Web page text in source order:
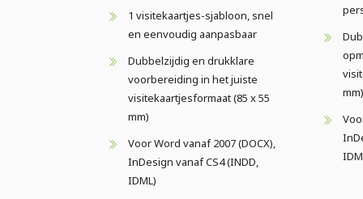
1 visitekaartjes-sjabloon, snel
en eenvoudig aanpasbaar
Dubbelzijdig en drukklare
voorbereiding in het juiste
visitekaartjesformaat (85 x 55
mm)
Voor Word vanaf 2007 (DOCX),
InDesign vanaf CS4 (INDD,
IDML)
mm)